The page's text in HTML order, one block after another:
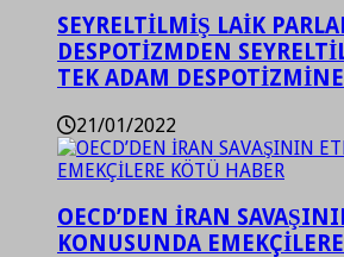
SEYRELTİLMİŞ LAİK
DESPOTİZMDEN
TEK ADAM DESPOTİZMİNE
21/01/2022
OECD’DEN İRAN
KONUSUNDA